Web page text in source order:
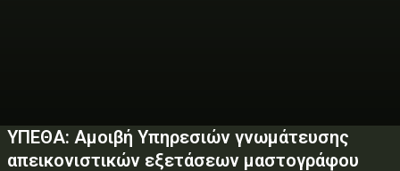
ΥΠΕΘΑ: Αμοιβή Υπηρεσιών γνωμάτευσης
απεικονιστικών εξετάσεων μαστογράφου